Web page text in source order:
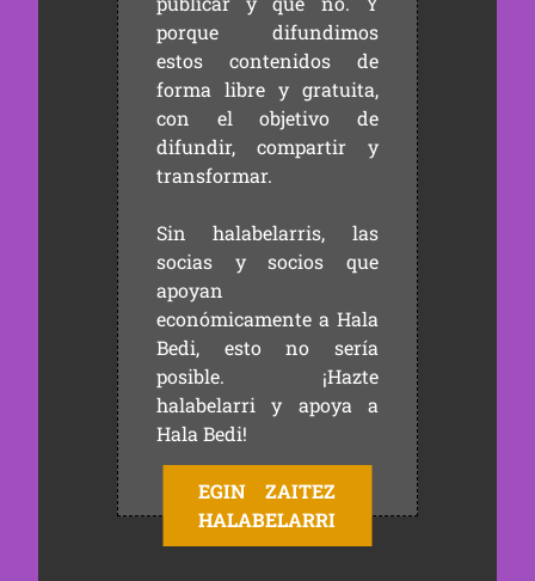
porque difundimos
estos contenidos de
forma libre y gratuita,
con el objetivo de
difundir, compartir y
transformar.
Sin halabelarris, las
socias y socios que
apoyan
económicamente a Hala
Bedi, esto no sería
posible. ¡Hazte
halabelarri y apoya a
Hala Bedi!
EGIN ZAITEZ
HALABELARRI